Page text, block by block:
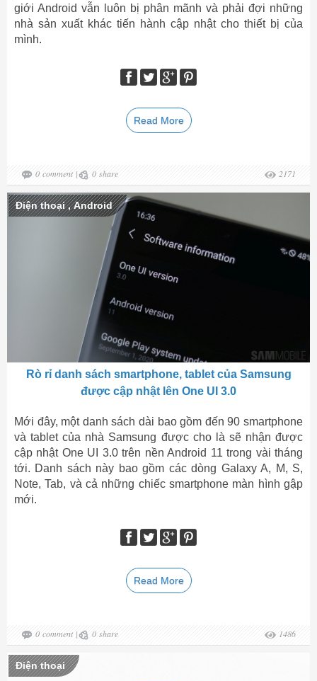
giới Android vẫn luôn bị phân mãnh và phải đợi những
nhà sản xuất khác tiến hành cập nhật cho thiết bị của
mình.
Read More
0 comment | 0 share 2171
Điện thoại ,Android
Rò rỉ danh sách smartphone, tablet của Samsung
được cập nhật lên One UI 3.0
Mới đây, một danh sách dài bao gồm đến 90 smartphone
và tablet của nhà Samsung được cho là sẽ nhận được
cập nhật One UI 3.0 trên nền Android 11 trong vài tháng
tới. Danh sách này bao gồm các dòng Galaxy A, M, S,
Note, Tab, và cả những chiếc smartphone màn hình gập
mới.
Read More
0 comment | 0 share 1486
Điện thoại